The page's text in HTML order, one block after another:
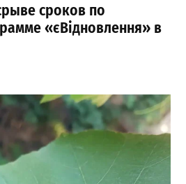
сроков по
«єВідновлення» в